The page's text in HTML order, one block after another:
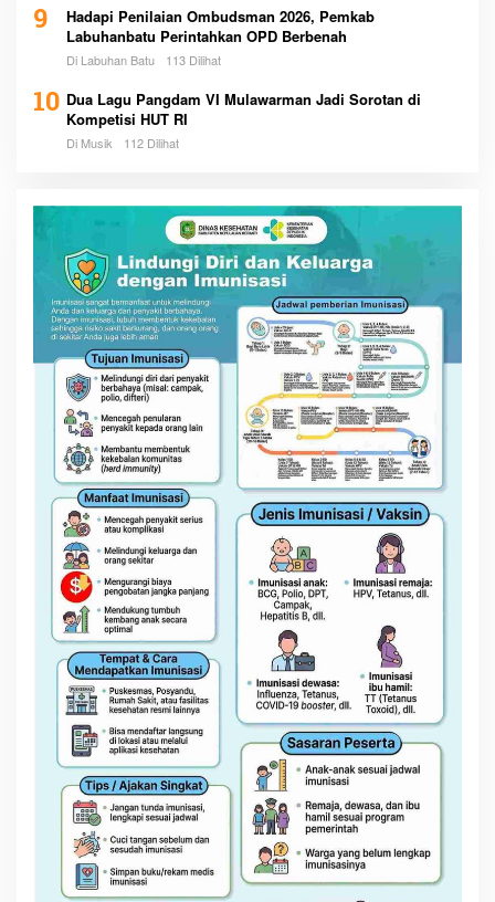
9
Hadapi Penilaian Ombudsman 2026, Pemkab
Labuhanbatu Perintahkan OPD Berbenah
Di Labuhan Batu 113 Dilihat
10 Dua Lagu Pangdam VI Mulawarman Jadi Sorotan di
Kompetisi HUT RI
Di Musik 112 Dilihat